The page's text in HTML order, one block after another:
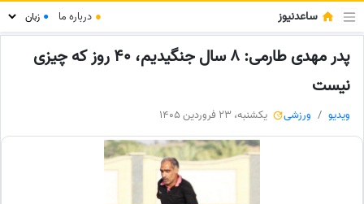
ساعدنیوز ● درباره ما ●
پدر مهدی طارمی: 8 سال جنگیدیم، 40 روز که چیزی
نیست
ویدیو ورزشی یکشنبه، 23 فروردین 1405